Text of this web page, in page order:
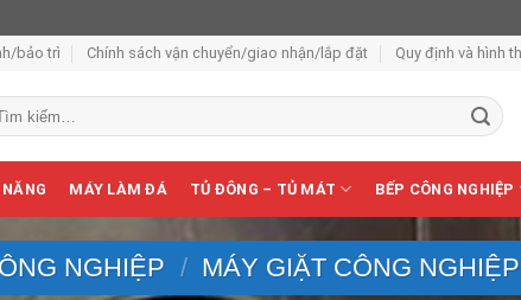
bảo trì Chính sách vận chuyển/giao nhận/lắp đặt Quy định và hình
MÁY LÀM ĐÁ TỦ ĐÔNG – TỦ MÁT BẾP CÔNG NGHIỆP
NGHIỆP / MÁY GIẶT CÔNG